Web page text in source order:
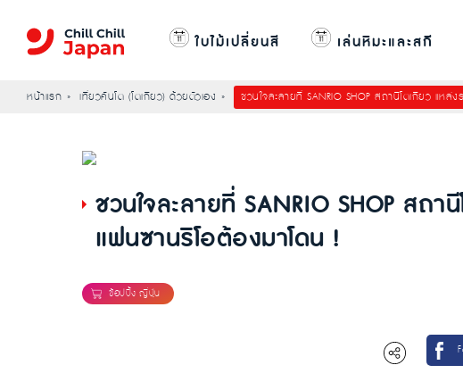
ใบไม้เปลี่ยนสี เล่นหิมะและสกี
หน้าแรก เที่ยวคันโต (โตเกียว) ด้วยตัวเอง ชวนใจละลายที่ SANRIO SHOP สถานีโตเกียว แห
ชวนใจละลายที่ SANRIO SHOP สถ
แฟนซานริโอต้องมาโดน !